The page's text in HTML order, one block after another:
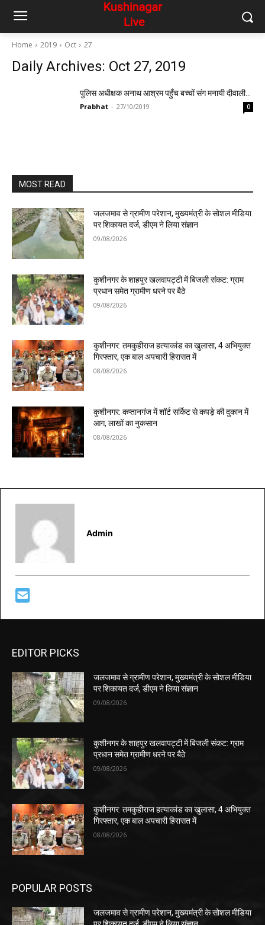
Home 2019 Oct 27
Daily Archives: Oct 27, 2019
पुलिस अधीक्षक अनाथ आश्रम पहुँच बच्चों संग मनायी दीवाली…
Prabhat - 27/10/2019 0
MOST READ
जलजमाव से ग्रामीण परेशान, मुख्यमंत्री के सोशल मीडिया
पर शिकायत दर्ज, डीएम ने लिया संज्ञान
09/08/2026
कुशीनगर के शाहपुर खलवापट्टी में बिजली संकट: ग्राम
प्रधान समेत ग्रामीण धरने पर बैठे
09/08/2026
कुशीनगर: तमकुहीराज हत्याकांड का खुलासा, 4 अभियुक्त
गिरफ्तार, एक बाल अपचारी हिरासत में
08/08/2026
कुशीनगर: कप्तानगंज में शॉर्ट सर्किट से कपड़े की दुकान में
आग, लाखों का नुकसान
08/08/2026
Admin
EDITOR PICKS
जलजमाव से ग्रामीण परेशान, मुख्यमंत्री के सोशल मीडिया
पर शिकायत दर्ज, डीएम ने लिया संज्ञान
09/08/2026
कुशीनगर के शाहपुर खलवापट्टी में बिजली संकट: ग्राम
प्रधान समेत ग्रामीण धरने पर बैठे
09/08/2026
कुशीनगर: तमकुहीराज हत्याकांड का खुलासा, 4 अभियुक्त
गिरफ्तार, एक बाल अपचारी हिरासत में
08/08/2026
POPULAR POSTS
जलजमाव से ग्रामीण परेशान, मुख्यमंत्री के सोशल मीडिया